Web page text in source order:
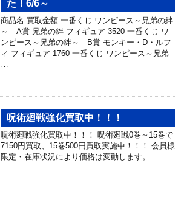
た！6/6～
商品名 買取金額 一番くじ ワンピース～兄弟の絆
～ A賞 兄弟の絆 フィギュア 3520 一番くじ ワ
ンピース～兄弟の絆～ B賞 モンキー・D・ルフ
ィ フィギュア 1760 一番くじ ワンピース～兄弟
…
呪術廻戦強化買取中！！！
呪術廻戦強化買取中！！！ 呪術廻戦0巻～15巻で
7150円買取、15巻500円買取実施中！！！ 会員様
限定・在庫状況により価格は変動します。